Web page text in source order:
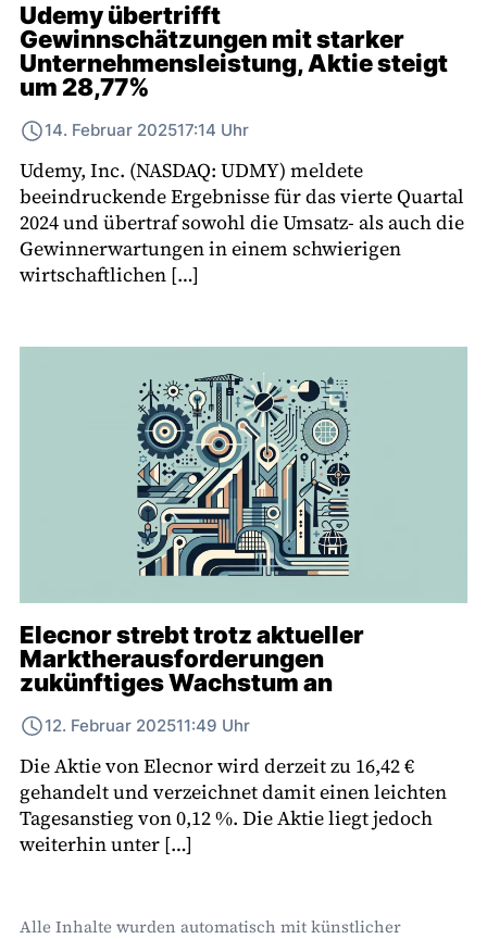
Udemy übertrifft
Gewinnschätzungen mit starker
Unternehmensleistung, Aktie steigt
um 28,77%
14. Februar 202517:14 Uhr
Udemy, Inc. (NASDAQ: UDMY) meldete
beeindruckende Ergebnisse für das vierte Quartal
2024 und übertraf sowohl die Umsatz- als auch die
Gewinnerwartungen in einem schwierigen
wirtschaftlichen […]
Elecnor strebt trotz aktueller
Marktherausforderungen
zukünftiges Wachstum an
12. Februar 202511:49 Uhr
Die Aktie von Elecnor wird derzeit zu 16,42 €
gehandelt und verzeichnet damit einen leichten
Tagesanstieg von 0,12 %. Die Aktie liegt jedoch
weiterhin unter […]
Alle Inhalte wurden automatisch mit künstlicher